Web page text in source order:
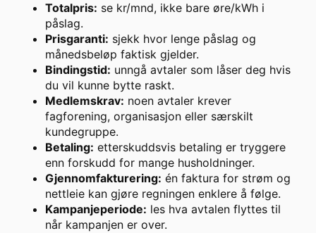
Totalpris: se kr/mnd, ikke bare øre/kWh i
påslag.
Prisgaranti: sjekk hvor lenge påslag og
månedsbeløp faktisk gjelder.
Bindingstid: unngå avtaler som låser deg hvis
du vil kunne bytte raskt.
Medlemskrav: noen avtaler krever
fagforening, organisasjon eller særskilt
kundegruppe.
Betaling: etterskuddsvis betaling er tryggere
enn forskudd for mange husholdninger.
Gjennomfakturering: én faktura for strøm og
nettleie kan gjøre regningen enklere å følge.
Kampanjeperiode: les hva avtalen flyttes til
når kampanjen er over.